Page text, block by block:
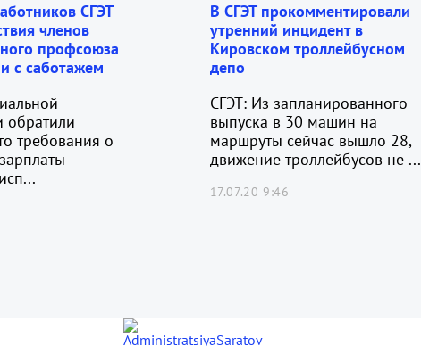
СГЭТ
членов
профсоюза
с саботажем
обратили
требования о
В СГЭТ прокомментировали
утренний инцидент в
Кировском троллейбусном
депо
СГЭТ: Из запланированного
выпуска в 30 машин на
маршруты сейчас вышло 28,
движение троллейбусов не ...
17.07.20 9:46